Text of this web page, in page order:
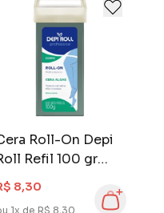
Roll-On Depi
Refil 100 gr
Verde8,30
1x de R$ 8,30